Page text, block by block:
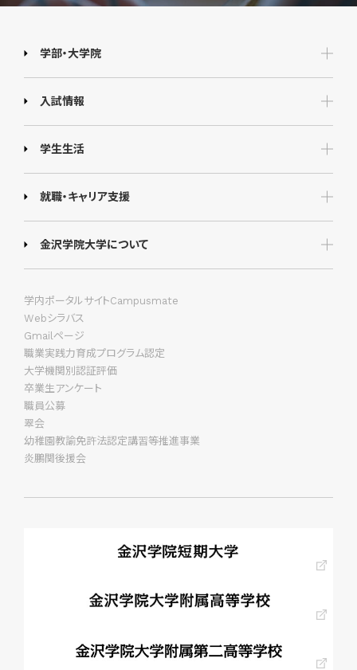
学部・大学院
入試情報
学生生活
就職・キャリア支援
金沢学院大学について
学内ポータルサイトCampusmate
Webシラバス
Gmailページ
職業実践力育成プログラム認定
大学機関別認証評価
卒業生アンケート
職員公募
翠会
幼稚園教諭免許法認定講習等推進事業
炎鵬関後援会